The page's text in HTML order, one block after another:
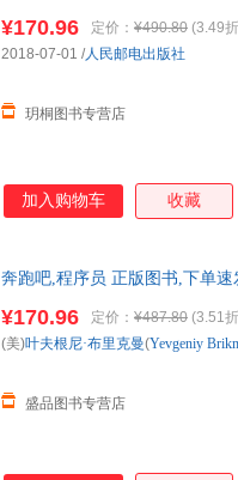
¥170.96 定价： ¥490.80 (3.49
玥桐图书专营店
2018-07-01 /人民邮电出版社
加入购物车 收藏
奔跑吧,程序员 正版图书,下单速
¥170.96 定价： ¥487.80 (3.51
盛品图书专营店
(美)叶夫根尼·布里克曼(Yevgeniy